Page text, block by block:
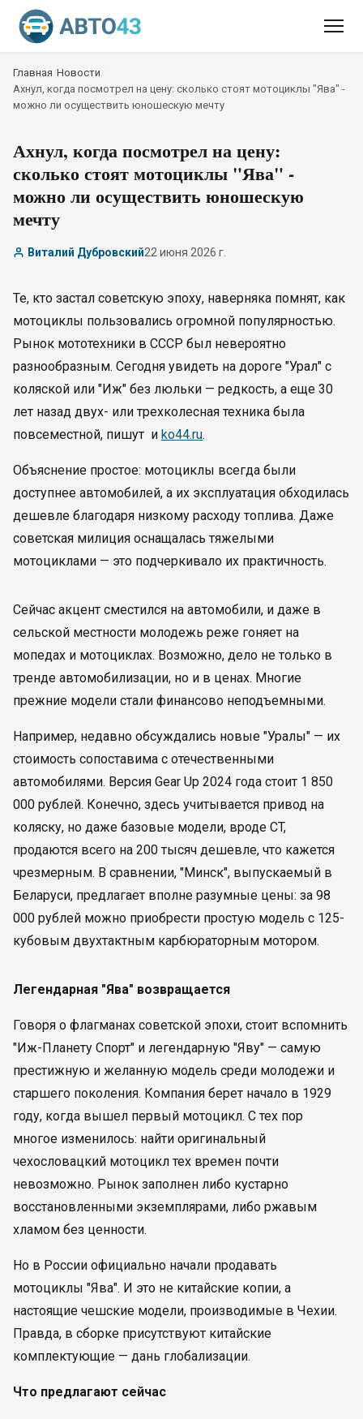
Главная Новости
Ахнул, когда посмотрел на цену: сколько стоят мотоциклы "Ява" -
можно ли осуществить юношескую мечту
Ахнул, когда посмотрел на цену:
сколько стоят мотоциклы "Ява" -
можно ли осуществить юношескую
мечту
Виталий Дубровский22 июня 2026 г.
Те, кто застал советскую эпоху, наверняка помнят, как
мотоциклы пользовались огромной популярностью.
Рынок мототехники в СССР был невероятно
разнообразным. Сегодня увидеть на дороге "Урал" с
коляской или "Иж" без люльки — редкость, а еще 30
лет назад двух- или трехколесная техника была
повсеместной, пишут и ko44.ru.
Объяснение простое: мотоциклы всегда были
доступнее автомобилей, а их эксплуатация обходилась
дешевле благодаря низкому расходу топлива. Даже
советская милиция оснащалась тяжелыми
мотоциклами — это подчеркивало их практичность.
Сейчас акцент сместился на автомобили, и даже в
сельской местности молодежь реже гоняет на
мопедах и мотоциклах. Возможно, дело не только в
тренде автомобилизации, но и в ценах. Многие
прежние модели стали финансово неподъемными.
Например, недавно обсуждались новые "Уралы" — их
стоимость сопоставима с отечественными
автомобилями. Версия Gear Up 2024 года стоит 1 850
000 рублей. Конечно, здесь учитывается привод на
коляску, но даже базовые модели, вроде CT,
продаются всего на 200 тысяч дешевле, что кажется
чрезмерным. В сравнении, "Минск", выпускаемый в
Беларуси, предлагает вполне разумные цены: за 98
000 рублей можно приобрести простую модель с 125-
кубовым двухтактным карбюраторным мотором.
Легендарная "Ява" возвращается
Говоря о флагманах советской эпохи, стоит вспомнить
"Иж-Планету Спорт" и легендарную "Яву" — самую
престижную и желанную модель среди молодежи и
старшего поколения. Компания берет начало в 1929
году, когда вышел первый мотоцикл. С тех пор
многое изменилось: найти оригинальный
чехословацкий мотоцикл тех времен почти
невозможно. Рынок заполнен либо кустарно
восстановленными экземплярами, либо ржавым
хламом без ценности.
Но в России официально начали продавать
мотоциклы "Ява". И это не китайские копии, а
настоящие чешские модели, производимые в Чехии.
Правда, в сборке присутствуют китайские
комплектующие — дань глобализации.
Что предлагают сейчас